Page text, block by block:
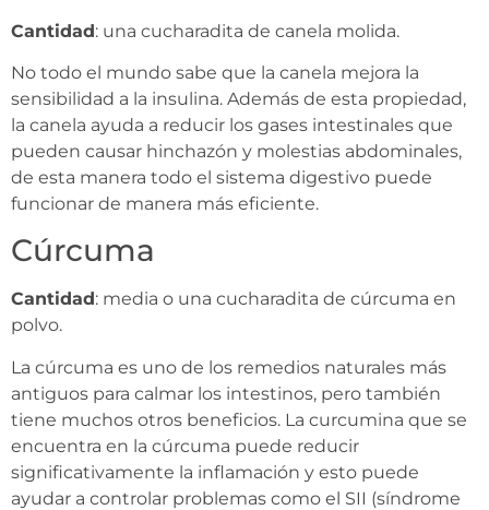
Cantidad: una cucharadita de canela molida.
No todo el mundo sabe que la canela mejora la
sensibilidad a la insulina. Además de esta propiedad,
la canela ayuda a reducir los gases intestinales que
pueden causar hinchazón y molestias abdominales,
de esta manera todo el sistema digestivo puede
funcionar de manera más eficiente.
Cúrcuma
Cantidad : media o una cucharadita de cúrcuma en
polvo.
La cúrcuma es uno de los remedios naturales más
antiguos para calmar los intestinos, pero también
tiene muchos otros beneficios. La curcumina que se
encuentra en la cúrcuma puede reducir
significativamente la inflamación y esto puede
ayudar a controlar problemas como el SII (síndrome